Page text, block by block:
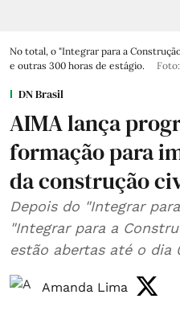
No total, o "Integrar para a
e outras 300 horas de estágio.
DN Brasil
AIMA lança
formação para
da construção
Depois do "Integrar
"Integrar para a
estão abertas até o dia
Amanda Lima